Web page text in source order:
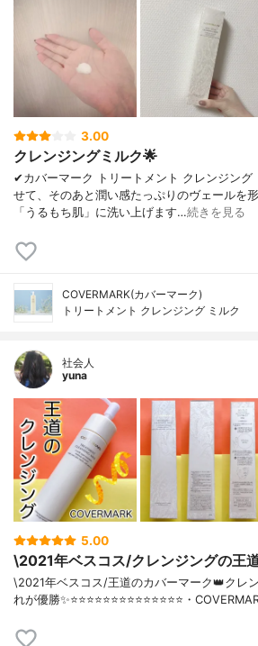
3.00
クレンジングミルク🌟
✔︎カバーマーク トリートメント クレンジング
せて、そのあと潤い感たっぷりのヴェールを
「うるもち肌」に洗い上げます…続きを見る
COVERMARK(カバーマーク)
トリートメント クレンジング ミルク
社会人
yuna
5.00
\2021年ベスコス/クレンジングの王
\2021年ベスコス/王道のカバーマーク👑クレ
れが優勝✨⭐️⭐️⭐️⭐️⭐️⭐️⭐️⭐️⭐️⭐️⭐️⭐️⭐️⭐️・